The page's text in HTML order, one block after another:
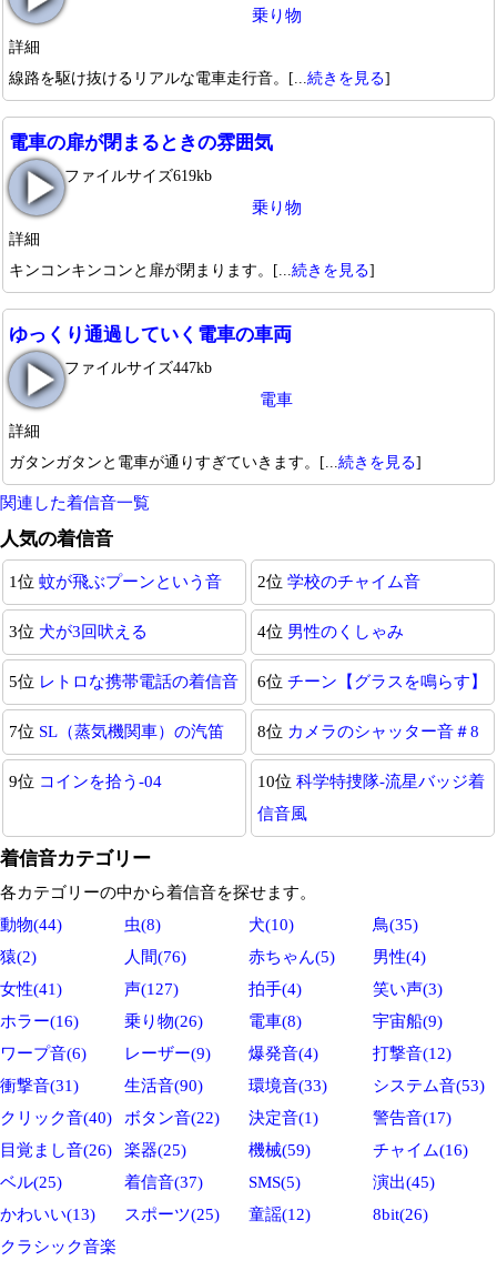
乗り物
詳細
線路を駆け抜けるリアルな電車走行音。[... 続きを見る]
電車の扉が閉まるときの雰囲気
ファイルサイズ619kb
乗り物
詳細
キンコンキンコンと扉が閉まります。[... 続きを見る]
ゆっくり通過していく電車の車両
ファイルサイズ447kb
電車
詳細
ガタンガタンと電車が通りすぎていきます。[... 続きを見る]
関連した着信音一覧
人気の着信音
1位 蚊が飛ぶプーンという音 2位 学校のチャイム音
3位 犬が3回吠える 4位 男性のくしゃみ
5位 レトロな携帯電話の着信音 6位 チーン【グラスを鳴らす】
7位 SL（蒸気機関車）の汽笛 8位 カメラのシャッター音＃8
9位 コインを拾う-04 10位 科学特捜隊-流星バッジ着
信音風
着信音カテゴリー
各カテゴリーの中から着信音を探せます。
動物(44)
虫(8) 犬(10)
鳥(35)
猿(2)
人間(76) 赤ちゃん(5)
男性(4)
女性(41)
声(127) 拍手(4)
笑い声(3)
ホラー(16)
乗り物(26) 電車(8)
宇宙船(9)
ワープ音(6)
レーザー(9) 爆発音(4)
打撃音(12)
衝撃音(31)
生活音(90) 環境音(33)
システム音(53)
クリック音(40)
ボタン音(22) 決定音(1)
警告音(17)
目覚まし音(26)
楽器(25) 機械(59)
チャイム(16)
ベル(25)
着信音(37) SMS(5)
演出(45)
かわいい(13)
スポーツ(25) 童謡(12)
8bit(26)
クラシック音楽